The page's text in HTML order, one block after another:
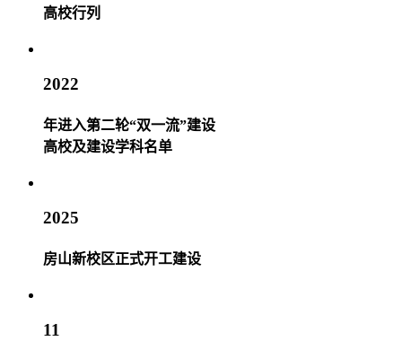
高校行列
2022
年进入第二轮“双一流”建设
高校及建设学科名单
2025
房山新校区正式开工建设
11